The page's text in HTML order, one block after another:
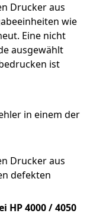
Drucker aus
wie
Eine nicht
ausgewählt
ist
in einem der
Drucker aus
defekten
HP 4000 / 4050